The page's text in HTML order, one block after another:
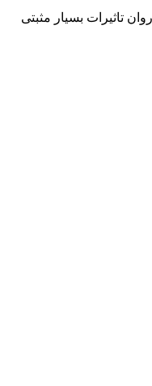
تاثیرات بسیار مثبتی